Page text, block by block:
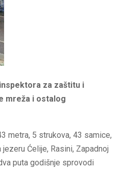
za zaštitu i
mreža i ostalog
metra, 5 strukova, 43 samice,
Ćelije, Rasini, Zapadnoj
puta godišnje sprovodi